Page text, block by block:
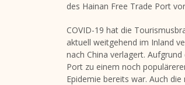
des Hainan Free Trade Port
COVID-19 hat die
aktuell weitgehend im Inland
nach China verlagert.
Port zu einem noch
Epidemie bereits war. Auch